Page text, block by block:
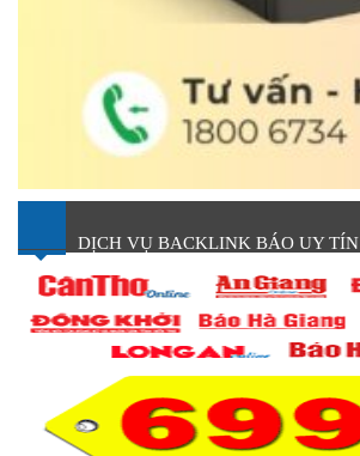
DỊCH VỤ BACKLINK BÁO UY TÍN